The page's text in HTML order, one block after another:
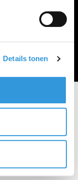
Details tonen